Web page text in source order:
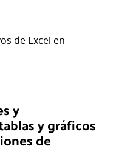
de Excel en
y
y gráficos
de